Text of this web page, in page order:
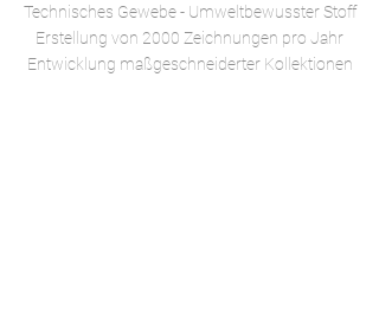
Technisches Gewebe - Umweltbewusster Stoff
Erstellung von 2000 Zeichnungen pro Jahr
Entwicklung maßgeschneiderter Kollektionen